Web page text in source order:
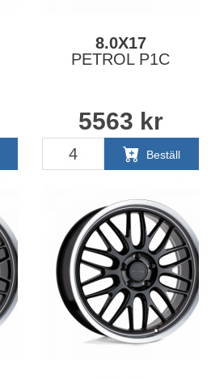
8.0X17
PETROL P1C
5563 kr
Beställ